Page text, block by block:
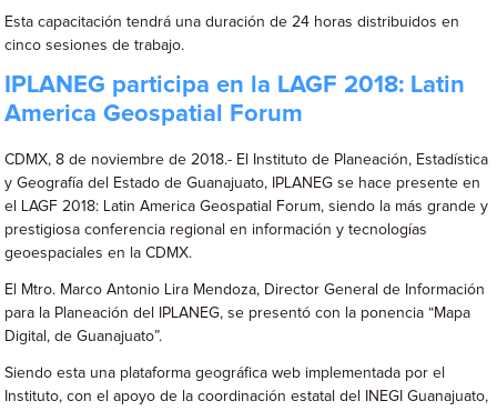
Esta capacitación tendrá una duración de 24 horas distribuidos en
cinco sesiones de trabajo.
IPLANEG participa en la LAGF 2018: Latin
America Geospatial Forum
CDMX, 8 de noviembre de 2018.- El Instituto de Planeación, Estadística
y Geografía del Estado de Guanajuato, IPLANEG se hace presente en
el LAGF 2018: Latin America Geospatial Forum, siendo la más grande y
prestigiosa conferencia regional en información y tecnologías
geoespaciales en la CDMX.
El Mtro. Marco Antonio Lira Mendoza, Director General de Información
para la Planeación del IPLANEG, se presentó con la ponencia “Mapa
Digital, de Guanajuato”.
Siendo esta una plataforma geográfica web implementada por el
Instituto, con el apoyo de la coordinación estatal del INEGI Guanajuato,